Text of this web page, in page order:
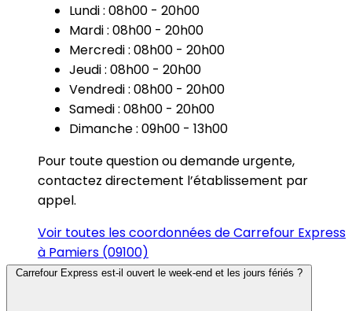
Lundi : 08h00 - 20h00
Mardi : 08h00 - 20h00
Mercredi : 08h00 - 20h00
Jeudi : 08h00 - 20h00
Vendredi : 08h00 - 20h00
Samedi : 08h00 - 20h00
Dimanche : 09h00 - 13h00
Pour toute question ou demande urgente,
contactez directement l’établissement par
appel.
Voir toutes les coordonnées de Carrefour Express
à Pamiers (09100)
Carrefour Express est-il ouvert le week-end et les jours fériés ?